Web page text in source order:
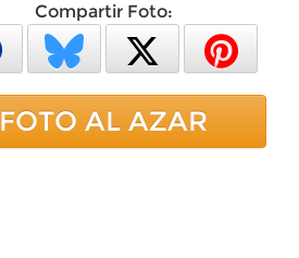
Compartir Foto:
FOTO AL AZAR